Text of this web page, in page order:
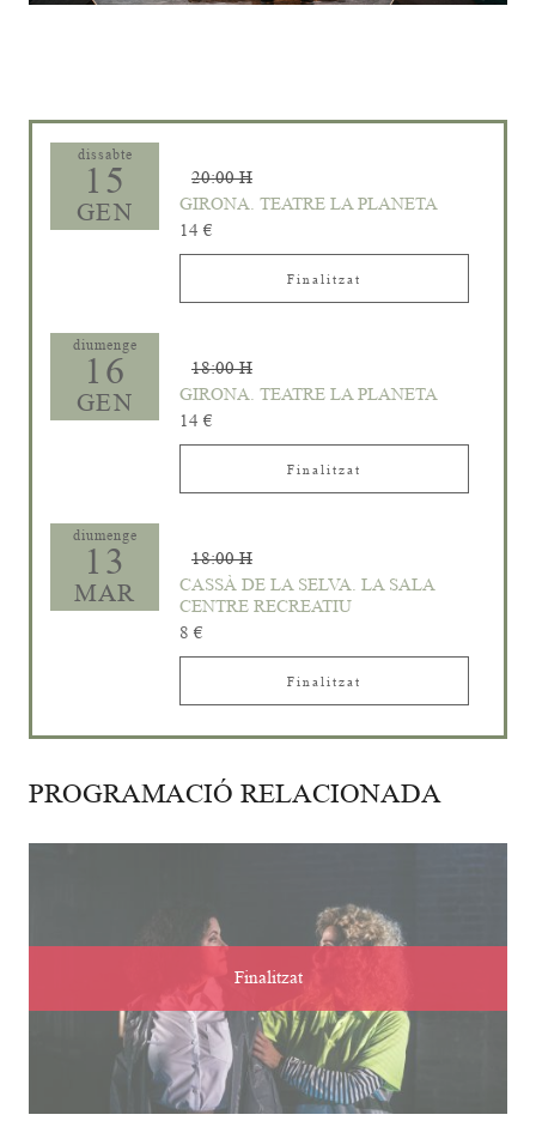
dissabte
15
GEN
20:00 H
GIRONA. TEATRE LA PLANETA
14 €
Finalitzat
diumenge
16
GEN
18:00 H
GIRONA. TEATRE LA PLANETA
14 €
Finalitzat
diumenge
13
MAR
18:00 H
CASSÀ DE LA SELVA. LA SALA
CENTRE RECREATIU
8 €
Finalitzat
PROGRAMACIÓ RELACIONADA
Finalitzat